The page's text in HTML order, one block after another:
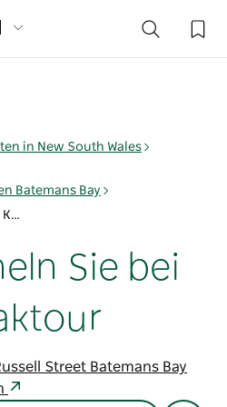
in New South Wales
Batemans Bay
Schnorcheln Sie bei einer Kajaktour
Sie bei
Street Batemans Bay